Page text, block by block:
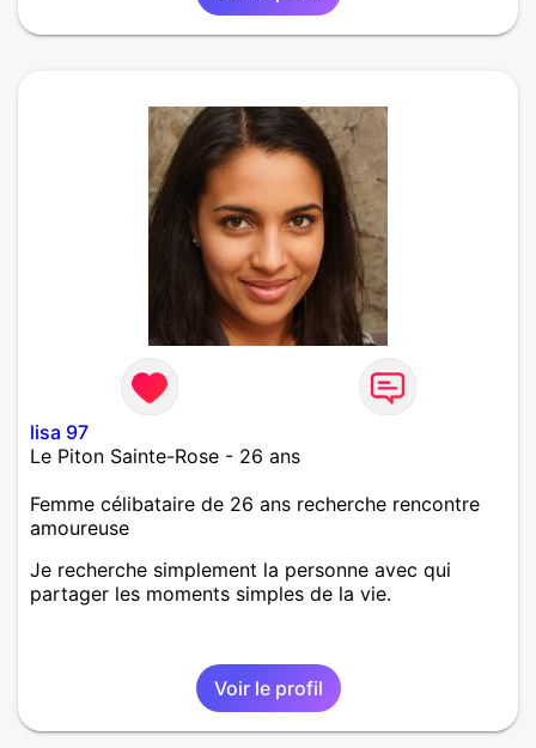
lisa 97
Le Piton Sainte-Rose - 26 ans
Femme célibataire de 26 ans recherche rencontre
amoureuse
Je recherche simplement la personne avec qui
partager les moments simples de la vie.
Voir le profil